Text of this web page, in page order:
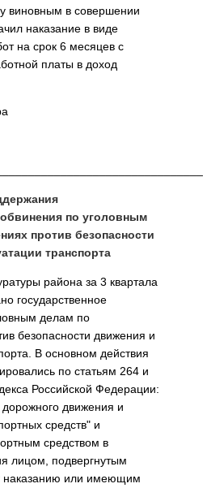
виновным в совершении
наказание в виде
на срок 6 месяцев с
платы в доход
обвинения по уголовным
против безопасности
транспорта
района за 3 квартала
государственное
делам по
безопасности движения и
В основном действия
по статьям 264 и
Российской Федерации:
движения и
средств" и
средством в
лицом, подвергнутым
наказанию или имеющим